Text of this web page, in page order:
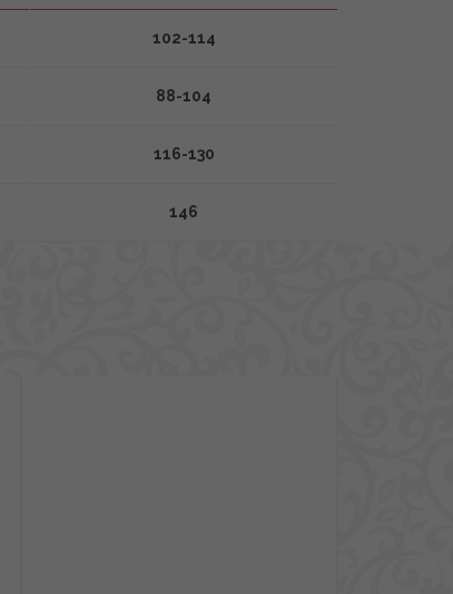
102-114
88-104
116-130
146